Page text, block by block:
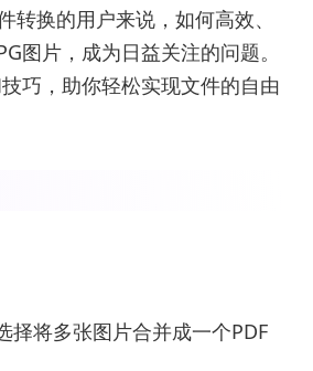
换的用户来说，如何高效、
图片，成为日益关注的问题。
巧，助你轻松实现文件的自由
择将多张图片合并成一个PDF